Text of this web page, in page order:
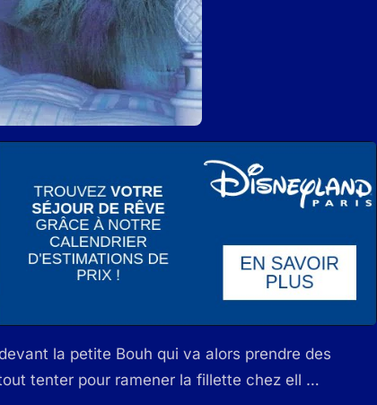
la petite Bouh qui va alors prendre des
tenter pour ramener la fillette chez ell …